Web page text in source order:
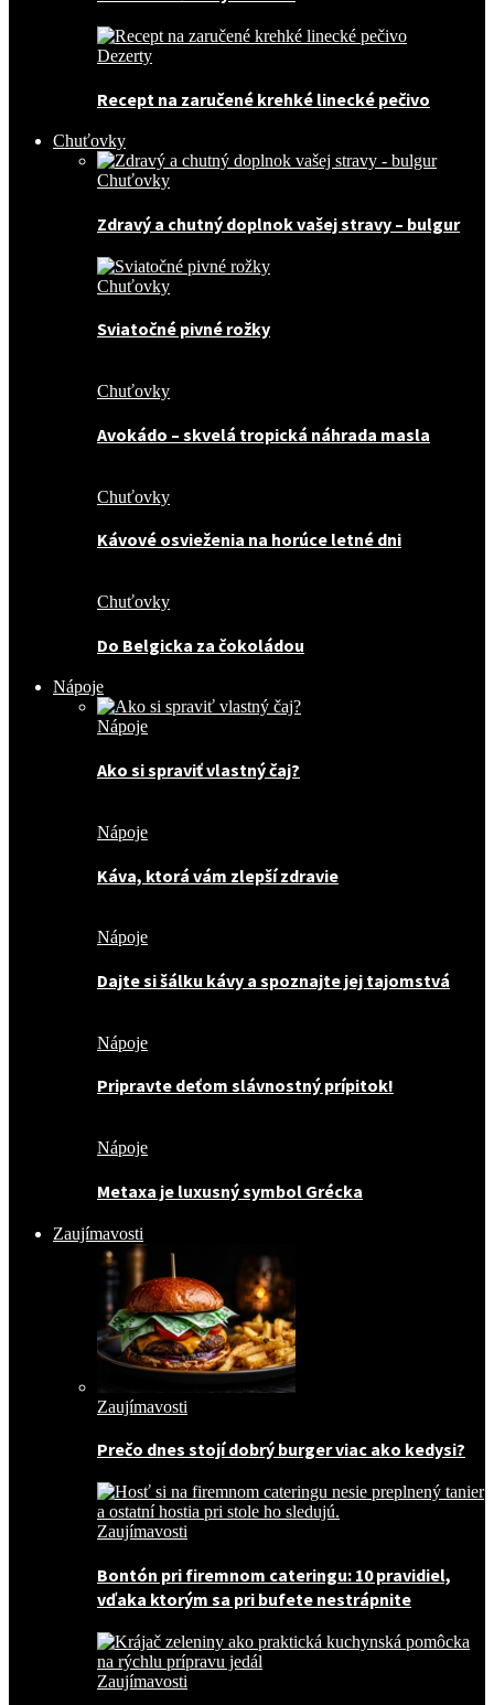
Dezerty
Recept na zaručené krehké linecké pečivo
Chuťovky
Chuťovky
Zdravý a chutný doplnok vašej stravy – bulgur
Chuťovky
Sviatočné pivné rožky
Chuťovky
Avokádo – skvelá tropická náhrada masla
Chuťovky
Kávové osvieženia na horúce letné dni
Chuťovky
Do Belgicka za čokoládou
Nápoje
Nápoje
Ako si spraviť vlastný čaj?
Nápoje
Káva, ktorá vám zlepší zdravie
Nápoje
Dajte si šálku kávy a spoznajte jej tajomstvá
Nápoje
Pripravte deťom slávnostný prípitok!
Nápoje
Metaxa je luxusný symbol Grécka
Zaujímavosti
Zaujímavosti
Prečo dnes stojí dobrý burger viac ako kedysi?
Zaujímavosti
Bontón pri firemnom cateringu: 10 pravidiel,
vďaka ktorým sa pri bufete nestrápnite
Zaujímavosti